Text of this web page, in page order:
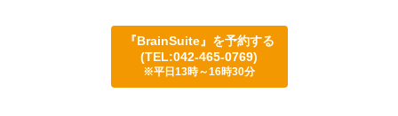
『BrainSuite』を予約する
(TEL:042-465-0769)
※平日13時～16時30分